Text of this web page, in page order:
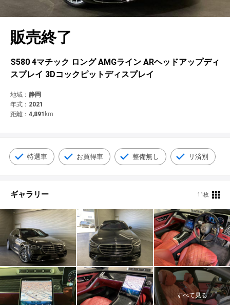
カタログ情報
アカウントの確認・編集
ボディ修理
ヤナセの歴史
女性活躍・次世代育成
フォルクスワーゲン認定中古車
ポルシェ認定中古車
新車情報
金融商品の勧誘方針
© 2021 YANASE & CO.,LTD. ALL RIGHTS RESERVED.
販売終了
S580 4マチック ロング AMGライン ARヘッドアップディ
スプレイ 3Dコックピットディスプレイ
地域： 静岡
年式： 2021
距離： 4,891 km
特選車 お買得車 整備無し リ済別
ギャラリー 11枚